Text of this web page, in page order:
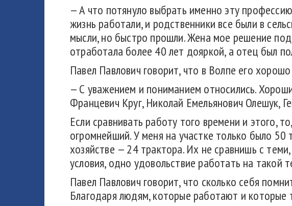
— А что потянуло выбрать именно эту
жизнь работали, и родственники все были в
мысли, но быстро прошли. Жена мое решение
отработала более 40 лет дояркой, а отец был
Павел Павлович говорит, что в Волпе его
— С уважением и пониманием относились.
Францевич Круг, Николай Емельянович Олешук,
Если сравнивать работу того времени и этого,
огромнейший. У меня на участке только было 50
хозяйстве — 24 трактора. Их не сравнишь с
условия, одно удовольствие работать на такой
Павел Павлович говорит, что сколько себя
Благодаря людям, которые работают и которые